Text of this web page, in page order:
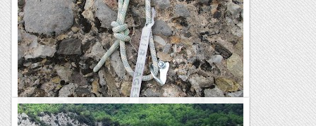
DIMECRES, 09 DE NOVEMBREAvui dimecres, surto amb el
Josep que despres de fer els 65 anys li toca adaptar-se a la
nova vida.No esta acostumat a sortir els dimecres i cal...
Els Visas
La Bages a la Paret de la Batalla.